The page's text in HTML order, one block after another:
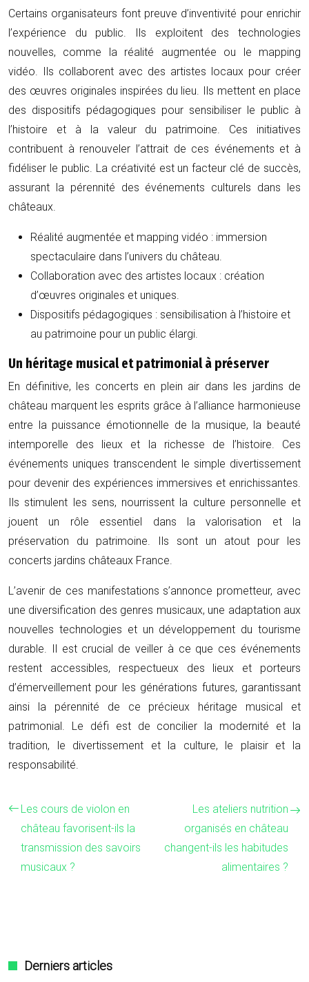
Certains organisateurs font preuve d’inventivité pour enrichir
l’expérience du public. Ils exploitent des technologies
nouvelles, comme la réalité augmentée ou le mapping
vidéo. Ils collaborent avec des artistes locaux pour créer
des œuvres originales inspirées du lieu. Ils mettent en place
des dispositifs pédagogiques pour sensibiliser le public à
l’histoire et à la valeur du patrimoine. Ces initiatives
contribuent à renouveler l’attrait de ces événements et à
fidéliser le public. La créativité est un facteur clé de succès,
assurant la pérennité des événements culturels dans les
châteaux.
Réalité augmentée et mapping vidéo : immersion
spectaculaire dans l’univers du château.
Collaboration avec des artistes locaux : création
d’œuvres originales et uniques.
Dispositifs pédagogiques : sensibilisation à l’histoire et
au patrimoine pour un public élargi.
Un héritage musical et patrimonial à préserver
En définitive, les concerts en plein air dans les jardins de
château marquent les esprits grâce à l’alliance harmonieuse
entre la puissance émotionnelle de la musique, la beauté
intemporelle des lieux et la richesse de l’histoire. Ces
événements uniques transcendent le simple divertissement
pour devenir des expériences immersives et enrichissantes.
Ils stimulent les sens, nourrissent la culture personnelle et
jouent un rôle essentiel dans la valorisation et la
préservation du patrimoine. Ils sont un atout pour les
concerts jardins châteaux France.
L’avenir de ces manifestations s’annonce prometteur, avec
une diversification des genres musicaux, une adaptation aux
nouvelles technologies et un développement du tourisme
durable. Il est crucial de veiller à ce que ces événements
restent accessibles, respectueux des lieux et porteurs
d’émerveillement pour les générations futures, garantissant
ainsi la pérennité de ce précieux héritage musical et
patrimonial. Le défi est de concilier la modernité et la
tradition, le divertissement et la culture, le plaisir et la
responsabilité.
Les cours de violon en
château favorisent-ils la
transmission des savoirs
musicaux ?
Les ateliers nutrition
organisés en château
changent-ils les habitudes
alimentaires ?
Derniers articles